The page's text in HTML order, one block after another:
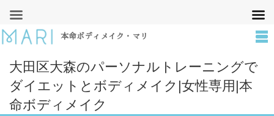
本命ボディメイク・マリ
大田区大森のパーソナルトレーニングで
ダイエットとボディメイク|女性専用|本
命ボディメイク